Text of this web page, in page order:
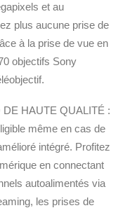
et au
plus aucune prise de
à la prise de vue en
objectifs Sony
HAUTE QUALITÉ :
même en cas de
intégré. Profitez
en connectant
autoalimentés via
les prises de